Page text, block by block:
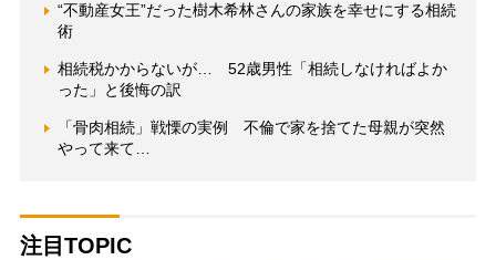
“不動産女王”だった樹木希林さんの家族を幸せにする相続
術
相続税かからないが… 52歳男性「相続しなければよか
った」と後悔の訳
「骨肉相続」戦慄の実例 不倫で家を捨てた母親が突然
やって来て…
注目TOPIC